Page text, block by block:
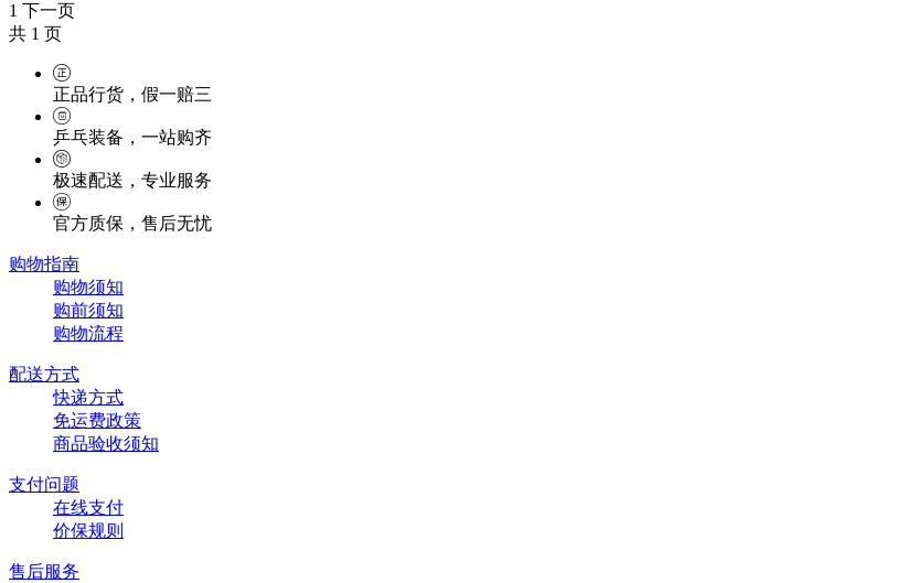
1 下一页
共 1 页
正品行货，假一赔三
乒乓装备，一站购齐
极速配送，专业服务
官方质保，售后无忧
购物指南
购物须知
购前须知
购物流程
配送方式
快递方式
免运费政策
商品验收须知
支付问题
在线支付
价保规则
售后服务